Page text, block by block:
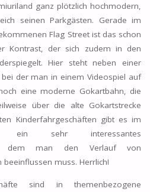
ganz plötzlich hochmodern,
seinen Parkgästen. Gerade im
Flag Street ist das schon
Kontrast, der sich zudem in den
Hier steht neben einer
der man in einem Videospiel auf
eine moderne Gokartbahn, die
über die alte Gokartstrecke
Kinderfahrgeschäften gibt es im
ein sehr interessantes
dem man den Verlauf von
muss. Herrlich!
sind in themenbezogene